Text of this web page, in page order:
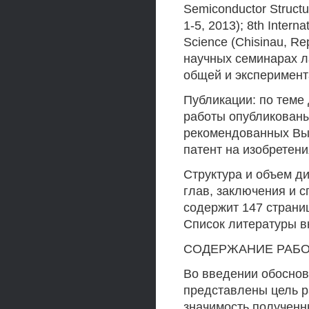
Semiconductor
1-5, 2013); 8th
Science (Chisinau,
научных семинарах
общей и
Публикации: по теме
работы
рекомендованных
патент на
Структура и объем
глав, заключения и
содержит 147
Список литературы
СОДЕРЖАНИЕ
Во введении
представлены цель